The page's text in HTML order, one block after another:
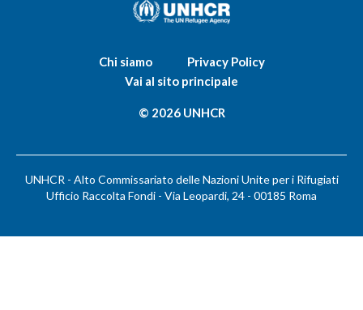
Chi siamo
Privacy Policy
Vai al sito principale
© 2026 UNHCR
UNHCR - Alto Commissariato delle Nazioni Unite per i Rifugiati
Ufficio Raccolta Fondi - Via Leopardi, 24 - 00185 Roma